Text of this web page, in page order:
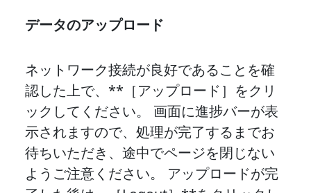
データのアップロード
ネットワーク接続が良好であることを確
認した上で、**［アップロード］をクリ
ックしてください。 画面に進捗バーが表
示されますので、処理が完了するまでお
待ちいただき、途中でページを閉じない
ようご注意ください。 アップロードが完